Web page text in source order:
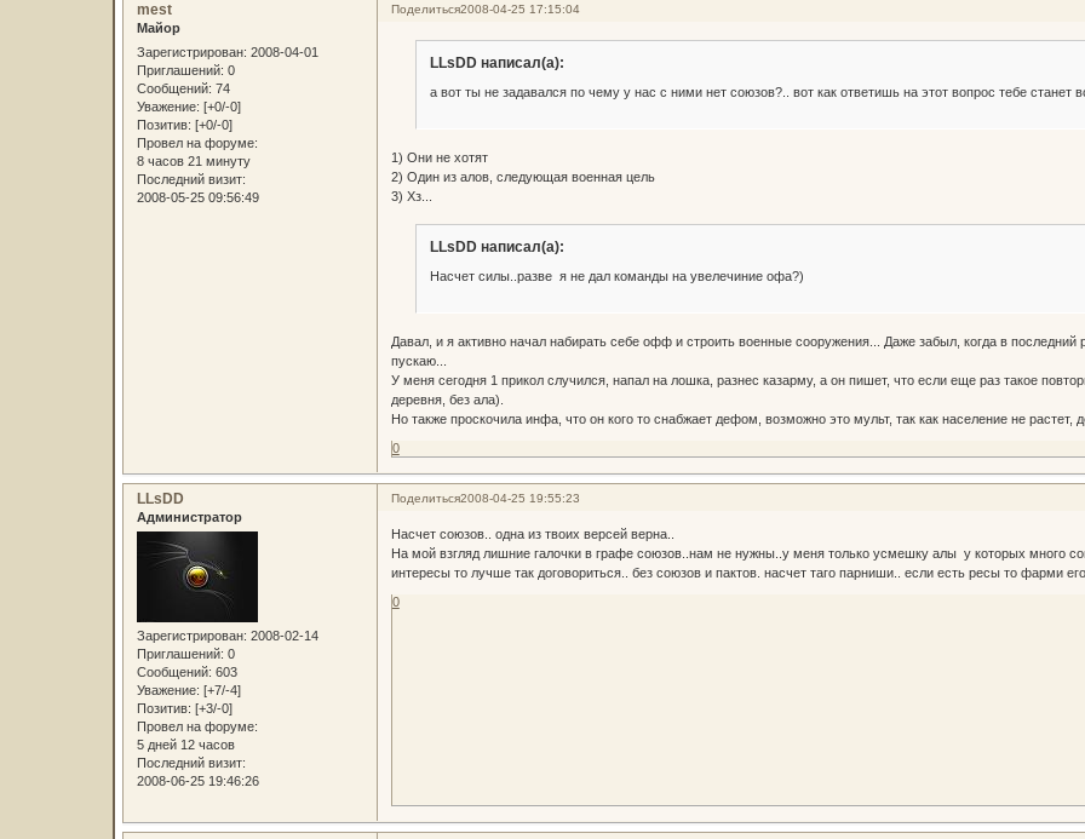
Поделиться2008-04-25 17:15:04
mest
Майор
Зарегистрирован: 2008-04-01
Приглашений: 0
Сообщений: 74
Уважение: [+0/-0]
Позитив: [+0/-0]
Провел на форуме:
8 часов 21 минуту
Последний визит:
2008-05-25 09:56:49
LLsDD написал(а):
а вот ты не задавался по чему у нас с ними нет союзов?.. вот как ответишь на этот вопрос тебе станет
1) Они не хотят
2) Один из алов, следующая военная цель
3) Хз...
LLsDD написал(а):
Насчет силы..разве я не дал команды на увелечиние офа?)
Давал, и я активно начал набирать себе офф и строить военные сооружения... Даже забыл, когда в
пускаю...
У меня сегодня 1 прикол случился, напал на лошка, разнес казарму, а он пишет, что если еще раз такое
деревня, без ала).
Но также проскочила инфа, что он кого то снабжает дефом, возможно это мульт, так как население не растет,
0
Поделиться2008-04-25 19:55:23
LLsDD
Администратор
Зарегистрирован: 2008-02-14
Приглашений: 0
Сообщений: 603
Уважение: [+7/-4]
Позитив: [+3/-0]
Провел на форуме:
5 дней 12 часов
Последний визит:
2008-06-25 19:46:26
Насчет союзов.. одна из твоих версей верна..
На мой взгляд лишние галочки в графе союзов..нам не нужны..у меня только усмешку алы у которых много
интересы то лучше так договориться.. без союзов и пактов. насчет таго парниши.. если есть ресы то фарми
0